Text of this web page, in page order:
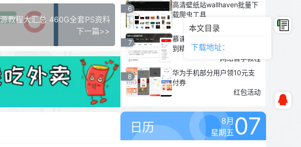
本文目录
下载地址：
教程大汇总 460G全套PS资料
下一篇>>
6
高清壁纸站wallhaven批量下
载爬虫工具
7
慕课网vim文本编辑器 零基础
到精通教程
网络自学教程
8
华为手机部分用户领10元支
付券
红包活动
日历
8月
星期五 07